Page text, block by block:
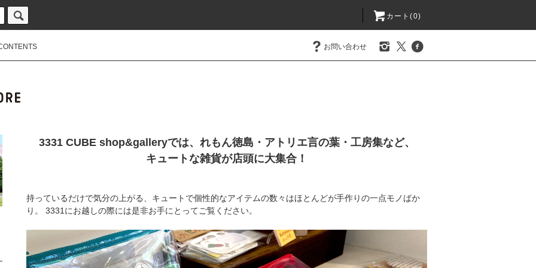
カート(0)
お問い合わせ
3331 CUBE shop&galleryでは、れもん徳島・アトリエ言の葉・工房集など、
キュートな雑貨が店頭に大集合！
持っているだけで気分の上がる、キュートで個性的なアイテムの数々はほとんどが手作りの一点モノばか
り。 3331にお越しの際には是非お手にとってご覧ください。